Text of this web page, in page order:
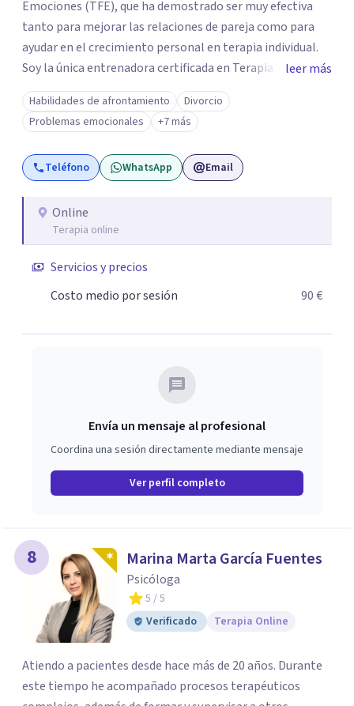
Emociones (TFE), que ha demostrado ser muy efectiva
tanto para mejorar las relaciones de pareja como para
ayudar en el crecimiento personal en terapia individual.
Soy la única entrenadora certificada en Terapia
Focalizada en las Emociones (TFE) en España, además de
supervisora y terapeuta certificada. La TFE ha
demostrado una mejora significativa en las relaciones,
con un 70-75% de éxito y felicidad duradera. Este enfoque
también transforma la vida en terapia individual,
emocional. Desde que me gradué en Psicología en 2002,
siempre he estado en constante aprendizaje y
Máster en Terapia Cognitivo-Conductual y otro en
Psicodrama, profundizando en la mente humana y las
ofrecerte un espacio de confianza donde podamos
relaciones. Estoy aquí para acompañarte en ese proceso.
leer más
Habilidades de afrontamiento
Divorcio
Problemas emocionales
+7 más
Teléfono WhatsApp Email
Online
Terapia online
Servicios y precios
Costo medio por sesión
90 €
Envía un mensaje al profesional
Coordina una sesión directamente mediante mensaje
Ver perfil completo
8 Marina Marta García Fuentes
Psicóloga
5 / 5
Verificado
Terapia Online
Atiendo a pacientes desde hace más de 20 años. Durante
este tiempo he acompañado procesos terapéuticos